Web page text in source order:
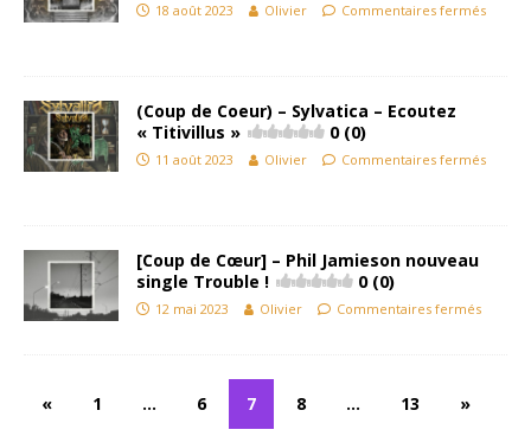
18 août 2023 Olivier Commentaires fermés
(Coup de Coeur) – Sylvatica – Ecoutez
« Titivillus »
0 (0)
11 août 2023 Olivier Commentaires fermés
[Coup de Cœur] – Phil Jamieson nouveau
single Trouble !
0 (0)
12 mai 2023 Olivier Commentaires fermés
« 1 … 6 7 8 … 13 »